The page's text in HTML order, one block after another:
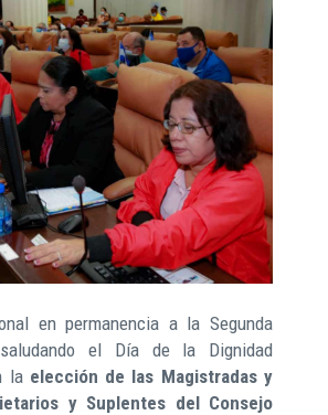
en permanencia a la Segunda
el Día de la Dignidad
la elección de las Magistradas y
y Suplentes del Consejo